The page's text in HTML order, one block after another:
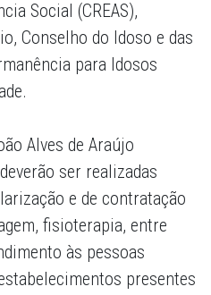
Social (CREAS),
Conselho do Idoso e das
para Idosos
Alves de Araújo
ser realizadas
e de contratação
fisioterapia, entre
às pessoas
presentes